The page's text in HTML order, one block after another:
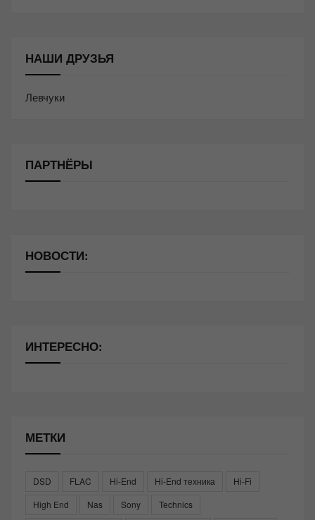
НАШИ ДРУЗЬЯ
Левчуки
ПАРТНЁРЫ
НОВОСТИ:
ИНТЕРЕСНО:
МЕТКИ
DSD FLAC Hi-End Hi-End техника
Hi-Fi
High End
Nas Sony
Technics